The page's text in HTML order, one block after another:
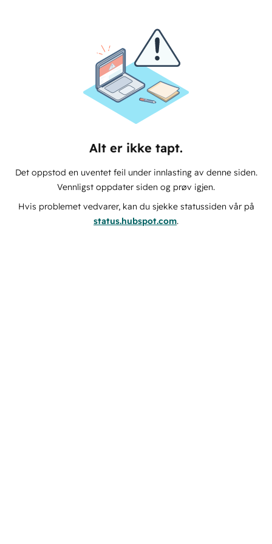
Alt er ikke tapt.
Det oppstod en uventet feil under innlasting av denne siden.
Vennligst oppdater siden og prøv igjen.
Hvis problemet vedvarer, kan du sjekke statussiden vår på
status.hubspot.com.